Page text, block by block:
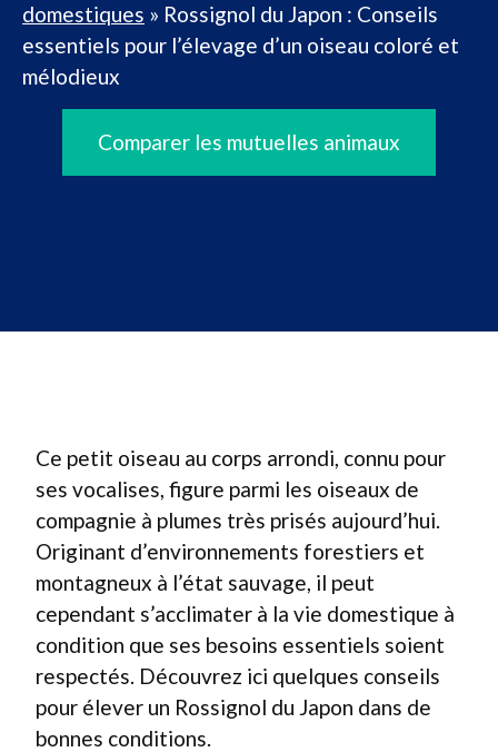
domestiques » Rossignol du Japon : Conseils
essentiels pour l’élevage d’un oiseau coloré et
mélodieux
Comparer les mutuelles animaux
Ce petit oiseau au corps arrondi, connu pour
ses vocalises, figure parmi les oiseaux de
compagnie à plumes très prisés aujourd’hui.
Originant d’environnements forestiers et
montagneux à l’état sauvage, il peut
cependant s’acclimater à la vie domestique à
condition que ses besoins essentiels soient
respectés. Découvrez ici quelques conseils
pour élever un Rossignol du Japon dans de
bonnes conditions.